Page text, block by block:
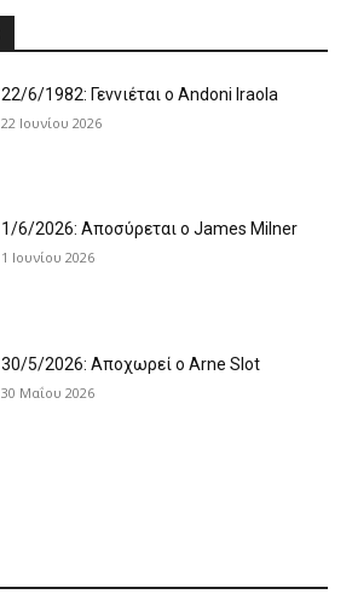
22/6/1982: Γεννιέται ο Andoni Iraola
22 Ιουνίου 2026
1/6/2026: Αποσύρεται ο James Milner
1 Ιουνίου 2026
30/5/2026: Αποχωρεί ο Arne Slot
30 Μαΐου 2026